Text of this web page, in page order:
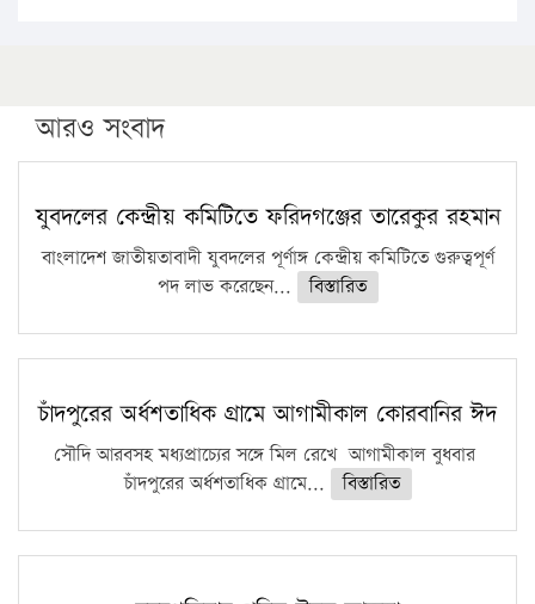
পিএইচডি করছেন কুয়েটের কৃতি…
সারা দেশে বজ্রাঘাতে ১৪ জনের প্রাণহানি
কঠোর হচ্ছে এসএসসি ও এইচএসসি পরীক্ষা
ফরিদগঞ্জে আগুনে পুড়লো ৬ ব্যবসা প্রতিষ্ঠান
আরও সংবাদ
যুবদলের কেন্দ্রীয় কমিটিতে ফরিদগঞ্জের তারেকুর রহমান
বাংলাদেশ জাতীয়তাবাদী যুবদলের পূর্ণাঙ্গ কেন্দ্রীয় কমিটিতে গুরুত্বপূর্ণ
পদ লাভ করেছেন...
বিস্তারিত
চাঁদপুরের অর্ধশতাধিক গ্রামে আগামীকাল কোরবানির ঈদ
সৌদি আরবসহ মধ্যপ্রাচ্যের সঙ্গে মিল রেখে আগামীকাল বুধবার
চাঁদপুরের অর্ধশতাধিক গ্রামে...
বিস্তারিত